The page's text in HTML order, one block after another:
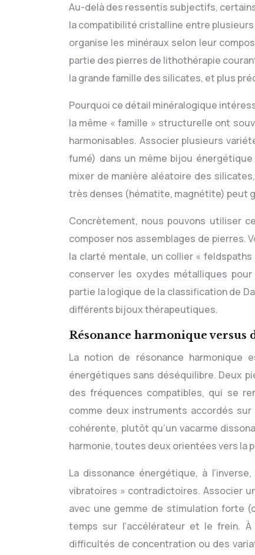
Au-delà des ressentis subjectifs,
la compatibilité cristalline entre
organise les minéraux selon leur
partie des pierres de lithothérapie
la grande famille des silicates, et plus
Pourquoi ce détail minéralogique
la même « famille » structurelle ont
harmonisables. Associer plusieurs
fumé) dans un même bijou
mixer de manière aléatoire des
très denses (hématite, magnétite) peut
Concrètement, nous pouvons utiliser
composer nos assemblages de pierres.
la clarté mentale, un collier «
conserver les oxydes métalliques
partie la logique de la classification de
différents bijoux thérapeutiques.
Résonance harmonique versus
La notion de résonance harmonique
énergétiques sans déséquilibre. Deux
des fréquences compatibles, qui se
comme deux instruments accordés
cohérente, plutôt qu’un vacarme
harmonie, toutes deux orientées vers la
La dissonance énergétique, à
vibratoires » contradictoires. Associer
avec une gemme de stimulation forte
temps sur l’accélérateur et le frein.
difficultés de concentration ou des